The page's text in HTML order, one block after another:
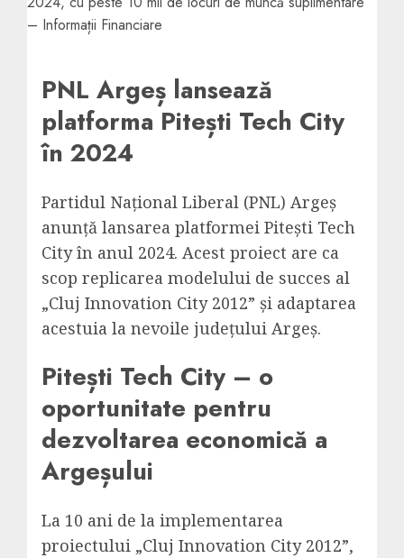
PNL Argeș lansează
platforma Pitești Tech City
în 2024
Partidul Național Liberal (PNL) Argeș
anunță lansarea platformei Pitești Tech
City în anul 2024. Acest proiect are ca
scop replicarea modelului de succes al
„Cluj Innovation City 2012” și adaptarea
acestuia la nevoile județului Argeș.
Pitești Tech City – o
oportunitate pentru
dezvoltarea economică a
Argeșului
La 10 ani de la implementarea
proiectului „Cluj Innovation City 2012”,